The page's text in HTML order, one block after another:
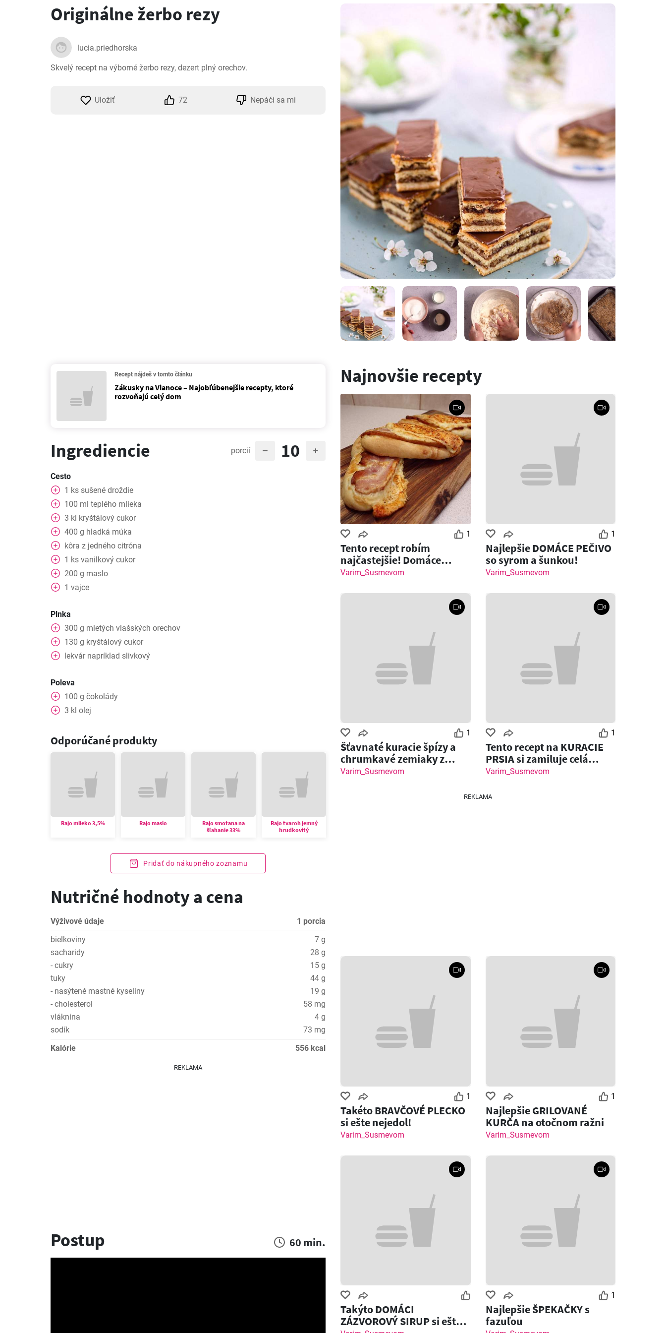
Originálne žerbo rezy
lucia.priedhorska
Skvelý recept na výborné žerbo rezy, dezert plný orechov.
Uložiť 72 Nepáči sa mi
Recept nájdeš v tomto článku
Zákusky na Vianoce – Najobľúbenejšie recepty, ktoré
rozvoňajú celý dom
Ingrediencie porcií 10
Cesto
1 ks sušené droždie
100 ml teplého mlieka
3 kl kryštálový cukor
400 g hladká múka
kôra z jedného citróna
1 ks vanilkový cukor
200 g maslo
1 vajce
Plnka
300 g mletých vlašských orechov
130 g kryštálový cukor
lekvár napríklad slivkový
Poleva
100 g čokolády
3 kl olej
Odporúčané produkty
Rajo mlieko 3,5% Rajo maslo
Rajo smotana na
šľahanie 33%
Rajo tvaroh jemný
hrudkovitý
Pridať do nákupného zoznamu
Nutričné hodnoty a cena
Výživové údaje
1 porcia
bielkoviny
7 g
sacharidy
28 g
- cukry
15 g
tuky
44 g
- nasýtené mastné kyseliny
19 g
- cholesterol
58 mg
vláknina
4 g
sodík
73 mg
Kalórie
556 kcal
REKLAMA
Postup 60 min.
Najnovšie recepty
1
Tento recept robím
najčastejšie! Domáce
pečivo so slaninou a syrom
Varim_Susmevom
1
Najlepšie DOMÁCE PEČIVO
so syrom a šunkou!
Varim_Susmevom
1
Šťavnaté kuracie špízy a
chrumkavé zemiaky z
grilu!
Varim_Susmevom
1
Tento recept na KURACIE
PRSIA si zamiluje celá
rodina!
Varim_Susmevom
REKLAMA
1
Takéto BRAVČOVÉ PLECKO
si ešte nejedol!
Varim_Susmevom
1
Najlepšie GRILOVANÉ
KURČA na otočnom ražni
Varim_Susmevom
Takýto DOMÁCI
ZÁZVOROVÝ SIRUP si ešte
1
Najlepšie ŠPEKAČKY s
fazuľou